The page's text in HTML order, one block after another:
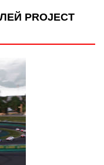
PROJECT